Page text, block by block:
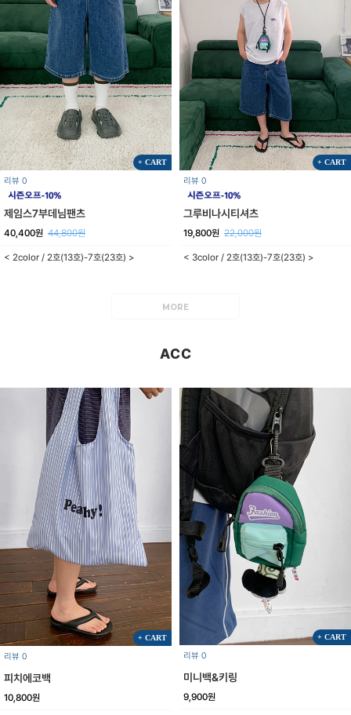
+ CART
리뷰 0
제임스7부데님팬츠
40,400원 44,800원
< 2color / 2호(13호)-7호(23호) >
+ CART
리뷰 0
그루비나시티셔츠
19,800원 22,000원
< 3color / 2호(13호)-7호(23호) >
MORE
ACC
+ CART
리뷰 0
피치에코백
10,800원
+ CART
리뷰 0
미니백&키링
9,900원